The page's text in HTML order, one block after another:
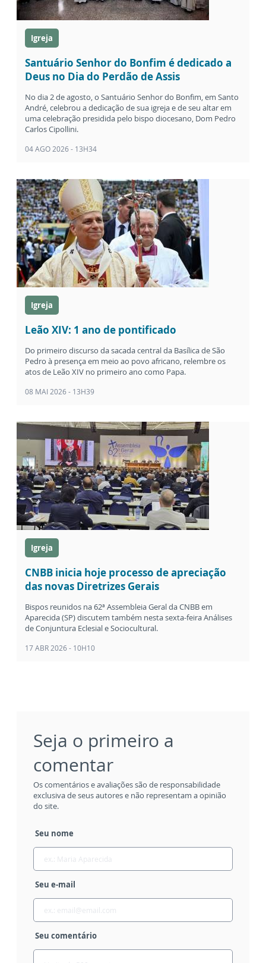
Igreja
Santuário Senhor do Bonfim é dedicado a
Deus no Dia do Perdão de Assis
No dia 2 de agosto, o Santuário Senhor do Bonfim, em Santo
André, celebrou a dedicação de sua igreja e de seu altar em
uma celebração presidida pelo bispo diocesano, Dom Pedro
Carlos Cipollini.
04 AGO 2026 - 13H34
Igreja
Leão XIV: 1 ano de pontificado
Do primeiro discurso da sacada central da Basílica de São
Pedro à presença em meio ao povo africano, relembre os
atos de Leão XIV no primeiro ano como Papa.
08 MAI 2026 - 13H39
Igreja
CNBB inicia hoje processo de apreciação
das novas Diretrizes Gerais
Bispos reunidos na 62ª Assembleia Geral da CNBB em
Aparecida (SP) discutem também nesta sexta-feira Análises
de Conjuntura Eclesial e Sociocultural.
17 ABR 2026 - 10H10
Seja o primeiro a
comentar
Os comentários e avaliações são de responsabilidade
exclusiva de seus autores e não representam a opinião
do site.
Seu nome
Seu e-mail
Seu comentário